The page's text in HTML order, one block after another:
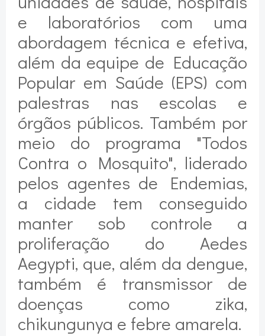
e laboratórios com uma
abordagem técnica e efetiva,
além da equipe de Educação
Popular em Saúde (EPS) com
palestras nas escolas e
órgãos públicos. Também por
meio do programa "Todos
Contra o Mosquito", liderado
pelos agentes de Endemias,
a cidade tem conseguido
manter sob controle a
proliferação do Aedes
Aegypti, que, além da dengue,
também é transmissor de
doenças como zika,
chikungunya e febre amarela.